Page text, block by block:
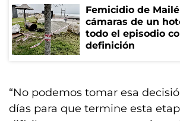
Femicidio de
cámaras de un
todo el episodio
definición
“No podemos tomar esa
días para que termine esta